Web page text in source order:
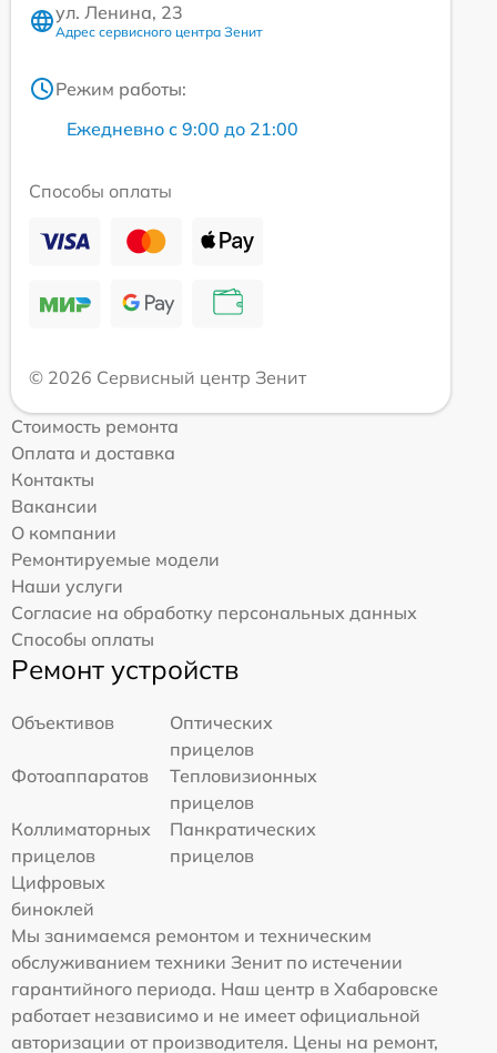
ул. Ленина, 23
Адрес сервисного центра Зенит
Режим работы:
Ежедневно с 9:00 до 21:00
Способы оплаты
© 2026 Сервисный центр Зенит
Стоимость ремонта
Оплата и доставка
Контакты
Вакансии
О компании
Ремонтируемые модели
Наши услуги
Согласие на обработку персональных данных
Способы оплаты
Ремонт устройств
Объективов
Оптических
прицелов
Фотоаппаратов
Тепловизионных
прицелов
Коллиматорных
прицелов
Панкратических
прицелов
Цифровых
биноклей
Мы занимаемся ремонтом и техническим
обслуживанием техники Зенит по истечении
гарантийного периода. Наш центр в Хабаровске
работает независимо и не имеет официальной
авторизации от производителя. Цены на ремонт,